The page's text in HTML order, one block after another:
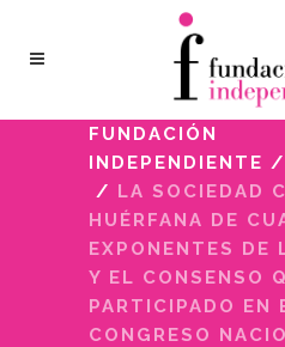
FUNDACIÓN
INDEPENDIENTE /
/ LA SOCIEDAD
HUÉRFANA DE
EXPONENTES DE
Y EL CONSENSO
PARTICIPADO EN
CONGRESO